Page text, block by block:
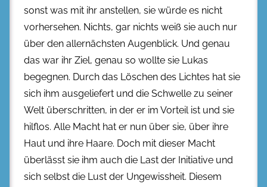
sonst was mit ihr anstellen, sie würde es nicht
vorhersehen. Nichts, gar nichts weiß sie auch nur
über den allernächsten Augenblick. Und genau
das war ihr Ziel, genau so wollte sie Lukas
begegnen. Durch das Löschen des Lichtes hat sie
sich ihm ausgeliefert und die Schwelle zu seiner
Welt überschritten, in der er im Vorteil ist und sie
hilflos. Alle Macht hat er nun über sie, über ihre
Haut und ihre Haare. Doch mit dieser Macht
überlässt sie ihm auch die Last der Initiative und
sich selbst die Lust der Ungewissheit. Diesem